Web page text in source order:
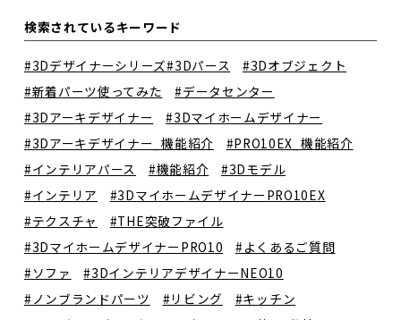
検索されているキーワード
#3Dデザイナーシリーズ#3Dパース
#3Dオブジェクト
#新着パーツ使ってみた
#データセンター
#3Dアーキデザイナー
#3Dマイホームデザイナー
#3Dアーキデザイナー_機能紹介
#PRO10EX_機能紹介
#インテリアパース
#機能紹介
#3Dモデル
#インテリア
#3DマイホームデザイナーPRO10EX
#テクスチャ
#THE突破ファイル
#3DマイホームデザイナーPRO10
#よくあるご質問
#ソファ
#3DインテリアデザイナーNEO10
#ノンブランドパーツ
#リビング
#キッチン